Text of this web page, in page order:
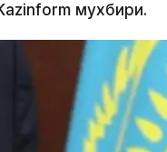
мухбири.